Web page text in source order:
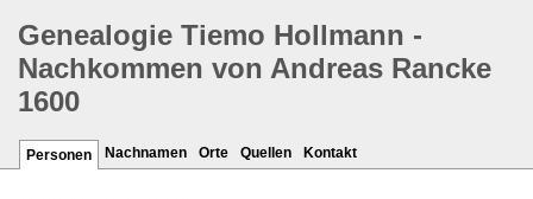
Genealogie Tiemo Hollmann -
Nachkommen von Andreas Rancke
1600
Personen Nachnamen Orte Quellen Kontakt